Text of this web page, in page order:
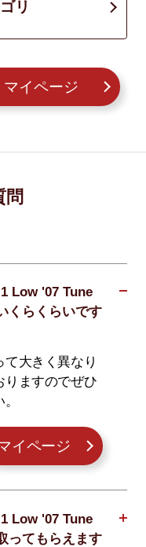
リ
マイページ
問
Low '07 Tune
くらくらいです
大きく異なり
りますのでぜひ
イページ
Low '07 Tune
ってもらえます